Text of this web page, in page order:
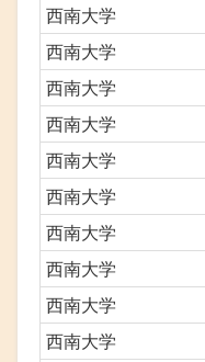
西南大学
西南大学
西南大学
西南大学
西南大学
西南大学
西南大学
西南大学
西南大学
西南大学